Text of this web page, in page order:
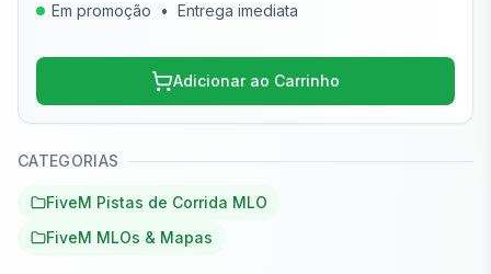
Em promoção • Entrega imediata
Adicionar ao Carrinho
CATEGORIAS
FiveM Pistas de Corrida MLO
FiveM MLOs & Mapas